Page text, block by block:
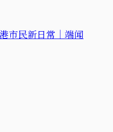
市民新日常｜端闻